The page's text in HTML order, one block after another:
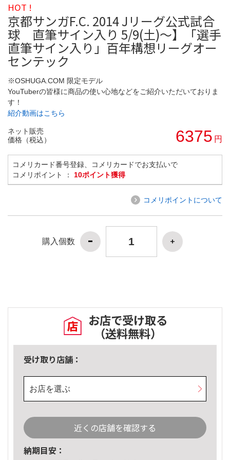
HOT !
京都サンガF.C. 2014 Jリーグ公式試合
球 直筆サイン入り 5/9(土)～】「選手
直筆サイン入り」百年構想リーグオー
センテック
※OSHUGA.COM 限定モデル
YouTuberの皆様に商品の使い心地などをご紹介いただいておりま
す！
紹介動画はこちら
ネット販売
価格（税込）
6375 円
コメリカード番号登録、コメリカードでお支払いで
コメリポイント ： 10ポイント獲得
コメリポイントについて
購入個数
お店で受け取る
（送料無料）
受け取り店舗：
お店を選ぶ
近くの店舗を確認する
納期目安：